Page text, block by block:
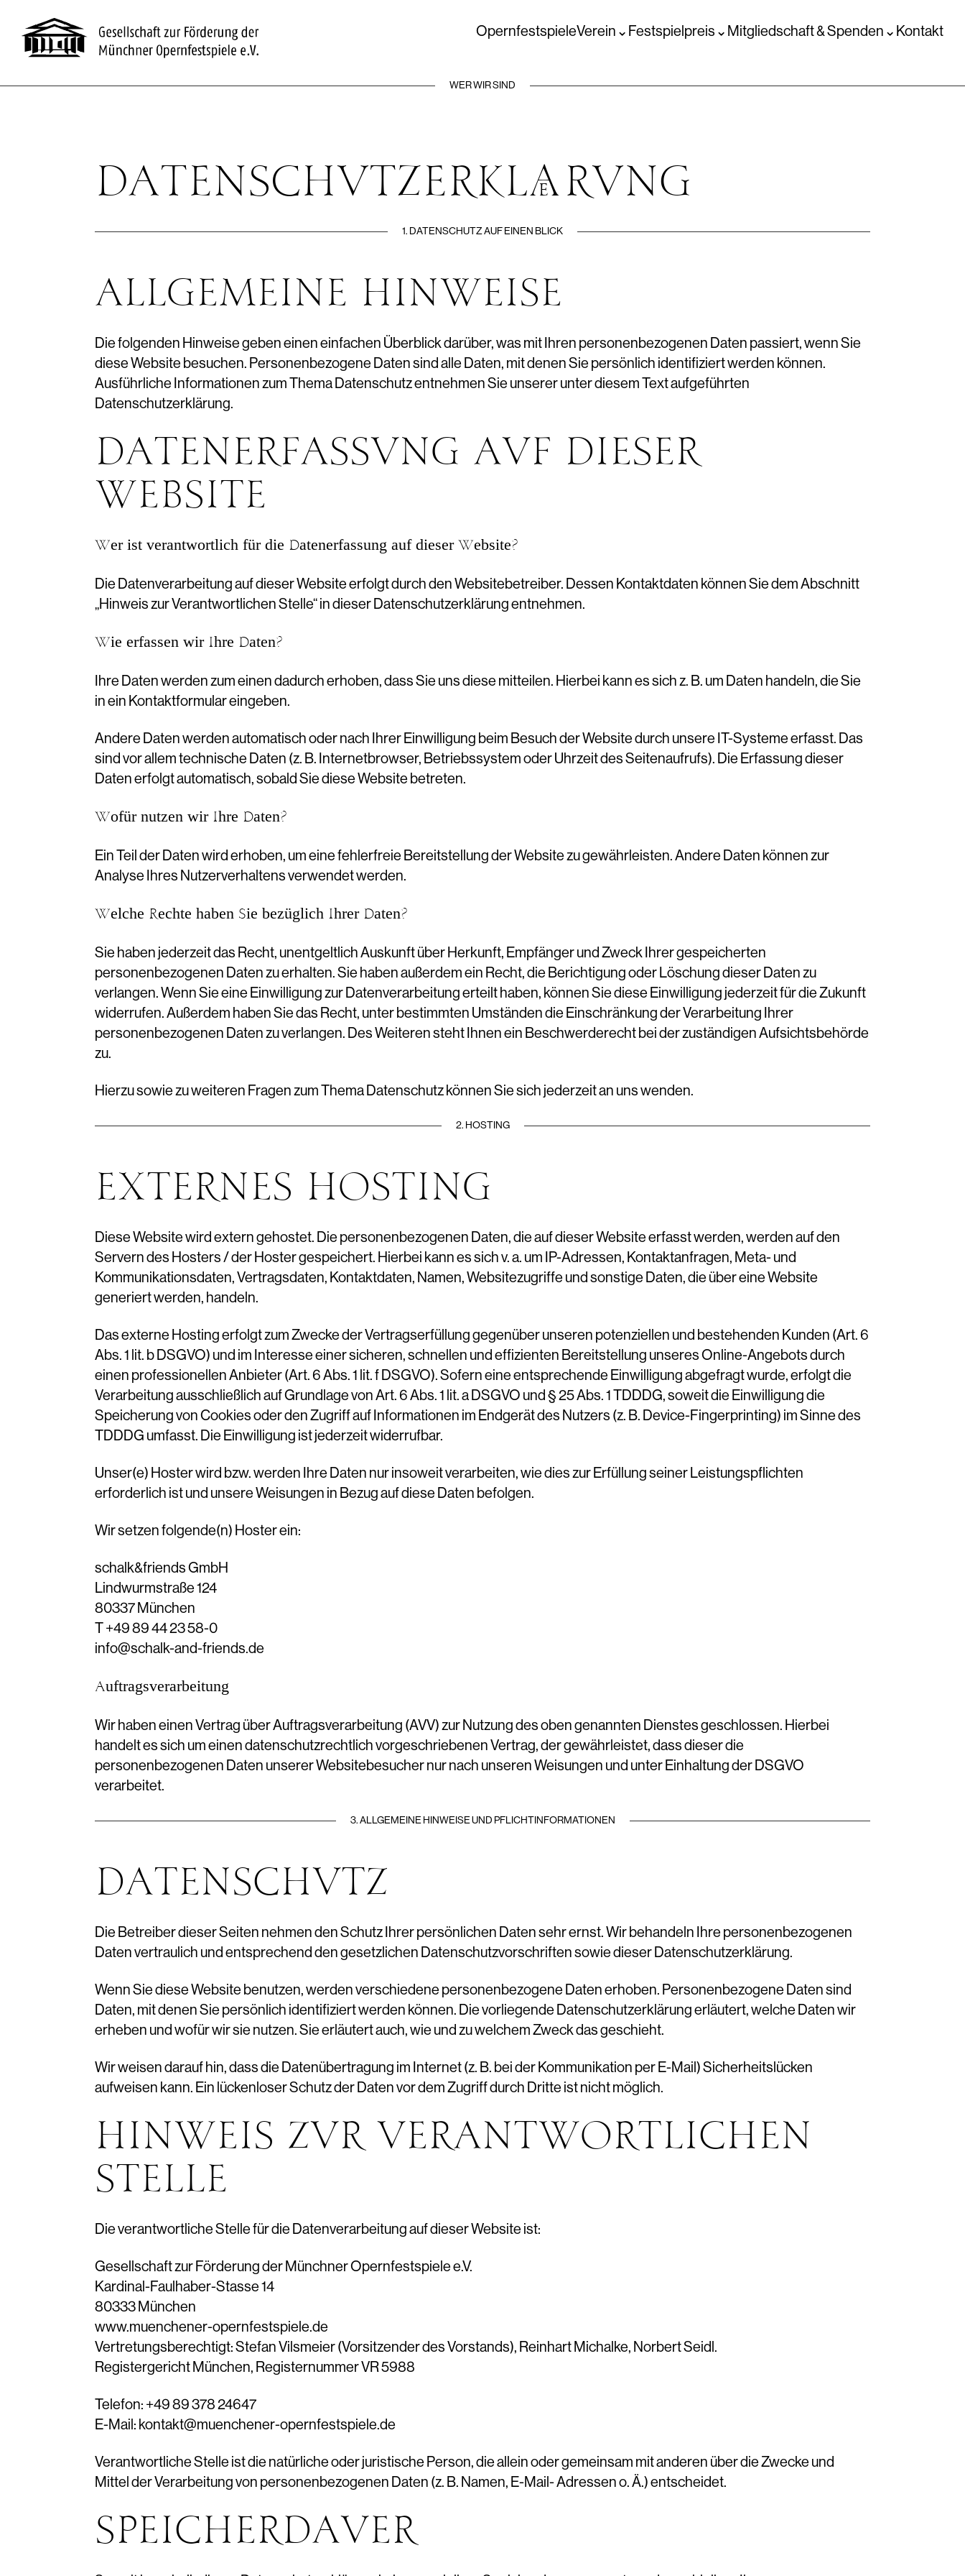
Skip to content
OpernfestspieleVerein Festspielpreis Mitgliedschaft & Spenden Kontakt
WER WIR SIND
DATENSCHUTZ­ERKLÄRUNG
1. DATENSCHUTZ AUF EINEN BLICK
ALLGEMEINE HINWEISE
Die folgenden Hinweise geben einen einfachen Überblick darüber, was mit Ihren personenbezogenen Daten passiert, wenn Sie
diese Website besuchen. Personenbezogene Daten sind alle Daten, mit denen Sie persönlich identifiziert werden können.
Ausführliche Informationen zum Thema Datenschutz entnehmen Sie unserer unter diesem Text aufgeführten
Datenschutzerklärung.
DATENERFASSUNG AUF DIESER
WEBSITE
Wer ist verantwortlich für die Datenerfassung auf dieser Website?
Die Datenverarbeitung auf dieser Website erfolgt durch den Websitebetreiber. Dessen Kontaktdaten können Sie dem Abschnitt
„Hinweis zur Verantwortlichen Stelle“ in dieser Datenschutzerklärung entnehmen.
Wie erfassen wir Ihre Daten?
Ihre Daten werden zum einen dadurch erhoben, dass Sie uns diese mitteilen. Hierbei kann es sich z. B. um Daten handeln, die Sie
in ein Kontaktformular eingeben.
Andere Daten werden automatisch oder nach Ihrer Einwilligung beim Besuch der Website durch unsere IT-Systeme erfasst. Das
sind vor allem technische Daten (z. B. Internetbrowser, Betriebssystem oder Uhrzeit des Seitenaufrufs). Die Erfassung dieser
Daten erfolgt automatisch, sobald Sie diese Website betreten.
Wofür nutzen wir Ihre Daten?
Ein Teil der Daten wird erhoben, um eine fehlerfreie Bereitstellung der Website zu gewährleisten. Andere Daten können zur
Analyse Ihres Nutzerverhaltens verwendet werden.
Welche Rechte haben Sie bezüglich Ihrer Daten?
Sie haben jederzeit das Recht, unentgeltlich Auskunft über Herkunft, Empfänger und Zweck Ihrer gespeicherten
personenbezogenen Daten zu erhalten. Sie haben außerdem ein Recht, die Berichtigung oder Löschung dieser Daten zu
verlangen. Wenn Sie eine Einwilligung zur Datenverarbeitung erteilt haben, können Sie diese Einwilligung jederzeit für die Zukunft
widerrufen. Außerdem haben Sie das Recht, unter bestimmten Umständen die Einschränkung der Verarbeitung Ihrer
personenbezogenen Daten zu verlangen. Des Weiteren steht Ihnen ein Beschwerderecht bei der zuständigen Aufsichtsbehörde
zu.
Hierzu sowie zu weiteren Fragen zum Thema Datenschutz können Sie sich jederzeit an uns wenden.
2. HOSTING
EXTERNES HOSTING
Diese Website wird extern gehostet. Die personenbezogenen Daten, die auf dieser Website erfasst werden, werden auf den
Servern des Hosters / der Hoster gespeichert. Hierbei kann es sich v. a. um IP-Adressen, Kontaktanfragen, Meta- und
Kommunikationsdaten, Vertragsdaten, Kontaktdaten, Namen, Websitezugriffe und sonstige Daten, die über eine Website
generiert werden, handeln.
Das externe Hosting erfolgt zum Zwecke der Vertragserfüllung gegenüber unseren potenziellen und bestehenden Kunden (Art. 6
Abs. 1 lit. b DSGVO) und im Interesse einer sicheren, schnellen und effizienten Bereitstellung unseres Online-Angebots durch
einen professionellen Anbieter (Art. 6 Abs. 1 lit. f DSGVO). Sofern eine entsprechende Einwilligung abgefragt wurde, erfolgt die
Verarbeitung ausschließlich auf Grundlage von Art. 6 Abs. 1 lit. a DSGVO und § 25 Abs. 1 TDDDG, soweit die Einwilligung die
Speicherung von Cookies oder den Zugriff auf Informationen im Endgerät des Nutzers (z. B. Device-Fingerprinting) im Sinne des
TDDDG umfasst. Die Einwilligung ist jederzeit widerrufbar.
Unser(e) Hoster wird bzw. werden Ihre Daten nur insoweit verarbeiten, wie dies zur Erfüllung seiner Leistungspflichten
erforderlich ist und unsere Weisungen in Bezug auf diese Daten befolgen.
Wir setzen folgende(n) Hoster ein:
schalk&friends GmbH
Lindwurmstraße 124
80337 München
T +49 89 44 23 58-0
info@schalk-and-friends.de
Auftragsverarbeitung
Wir haben einen Vertrag über Auftragsverarbeitung (AVV) zur Nutzung des oben genannten Dienstes geschlossen. Hierbei
handelt es sich um einen datenschutzrechtlich vorgeschriebenen Vertrag, der gewährleistet, dass dieser die
personenbezogenen Daten unserer Websitebesucher nur nach unseren Weisungen und unter Einhaltung der DSGVO
verarbeitet.
3. ALLGEMEINE HINWEISE UND PFLICHT­INFORMATIONEN
DATENSCHUTZ
Die Betreiber dieser Seiten nehmen den Schutz Ihrer persönlichen Daten sehr ernst. Wir behandeln Ihre personenbezogenen
Daten vertraulich und entsprechend den gesetzlichen Datenschutzvorschriften sowie dieser Datenschutzerklärung.
Wenn Sie diese Website benutzen, werden verschiedene personenbezogene Daten erhoben. Personenbezogene Daten sind
Daten, mit denen Sie persönlich identifiziert werden können. Die vorliegende Datenschutzerklärung erläutert, welche Daten wir
erheben und wofür wir sie nutzen. Sie erläutert auch, wie und zu welchem Zweck das geschieht.
Wir weisen darauf hin, dass die Datenübertragung im Internet (z. B. bei der Kommunikation per E-Mail) Sicherheitslücken
aufweisen kann. Ein lückenloser Schutz der Daten vor dem Zugriff durch Dritte ist nicht möglich.
HINWEIS ZUR VERANTWORTLICHEN
STELLE
Die verantwortliche Stelle für die Datenverarbeitung auf dieser Website ist:
Gesellschaft zur Förderung der Münchner Opernfestspiele e.V.
Kardinal-Faulhaber-Stasse 14
80333 München
www.muenchener-opernfestspiele.de
Vertretungsberechtigt: Stefan Vilsmeier (Vorsitzender des Vorstands), Reinhart Michalke, Norbert Seidl.
Registergericht München, Registernummer VR 5988
Telefon: +49 89 378 24647
E-Mail: kontakt@muenchener-opernfestspiele.de
Verantwortliche Stelle ist die natürliche oder juristische Person, die allein oder gemeinsam mit anderen über die Zwecke und
Mittel der Verarbeitung von personenbezogenen Daten (z. B. Namen, E-Mail- Adressen o. Ä.) entscheidet.
SPEICHERDAUER